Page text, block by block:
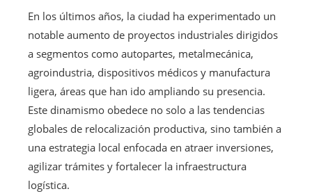
En los últimos años, la ciudad ha experimentado un
notable aumento de proyectos industriales dirigidos
a segmentos como autopartes, metalmecánica,
agroindustria, dispositivos médicos y manufactura
ligera, áreas que han ido ampliando su presencia.
Este dinamismo obedece no solo a las tendencias
globales de relocalización productiva, sino también a
una estrategia local enfocada en atraer inversiones,
agilizar trámites y fortalecer la infraestructura
logística.